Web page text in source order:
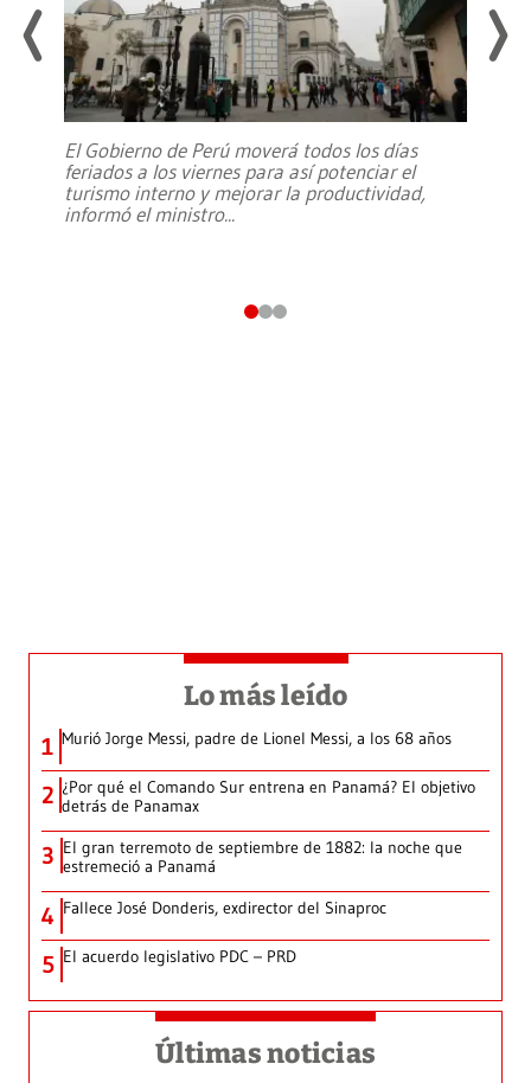
El Gobierno de Perú moverá todos los días
feriados a los viernes para así potenciar el
turismo interno y mejorar la productividad,
informó el ministro...
Lo más leído
1 Murió Jorge Messi, padre de Lionel Messi, a los 68 años
2 ¿Por qué el Comando Sur entrena en Panamá? El objetivo
detrás de Panamax
3 El gran terremoto de septiembre de 1882: la noche que
estremeció a Panamá
4 Fallece José Donderis, exdirector del Sinaproc
5 El acuerdo legislativo PDC – PRD
Últimas noticias